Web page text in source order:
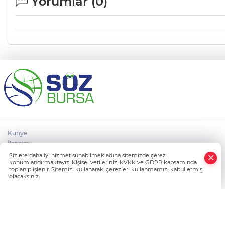
Künye
İletişim
Çerez Poltikası
Gizlilik Politikası
Kullanım Koşulları
Sizlere daha iyi hizmet sunabilmek adına sitemizde çerez
konumlandırmaktayız. Kişisel verileriniz, KVKK ve GDPR kapsamında
toplanıp işlenir. Sitemizi kullanarak, çerezleri kullanmamızı kabul etmiş
olacaksınız.
Whatsapp